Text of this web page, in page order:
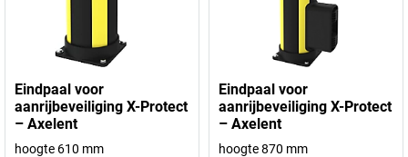
Eindpaal voor
aanrijbeveiliging X-Protect
– Axelent
hoogte 610 mm
Eindpaal voor
aanrijbeveiliging X-Protect
– Axelent
hoogte 870 mm